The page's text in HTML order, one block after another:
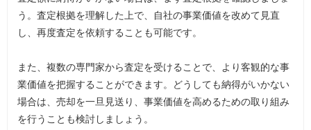
う。査定根拠を理解した上で、自社の事業価値を改めて見直
し、再度査定を依頼することも可能です。
また、複数の専門家から査定を受けることで、より客観的な事
業価値を把握することができます。どうしても納得がいかない
場合は、売却を一旦見送り、事業価値を高めるための取り組み
を行うことも検討しましょう。